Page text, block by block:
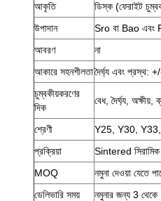
আকৃতি
ডিস্ক (ফেরাইট
উপাদান
Sro বা Bao এবং
আবরণ
না
আকারে সহনশীলতাদৈর্ঘ্য এবং প্রস্থ:
চুম্বকীয়করণের
দিক
বেধ, দৈর্ঘ্য, অক্ষীয়,
শ্রেণী
Y25, Y30,
প্রক্রিয়া
Sintered সিরামিক
MOQ
নমুনা দেওয়া যেতে
ডেলিভারি সময়
নমুনার জন্য 3